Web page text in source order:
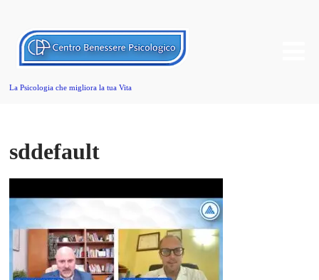
La Psicologia che migliora la tua Vita
sddefault